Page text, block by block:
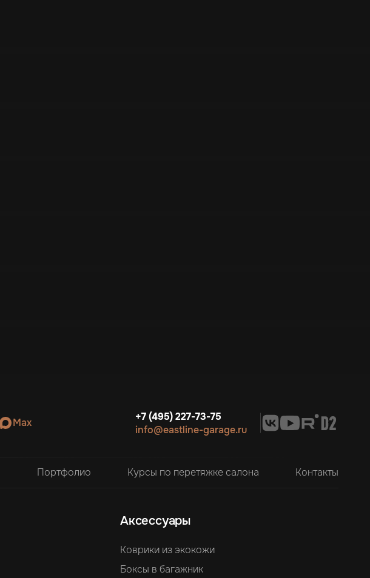
Max
+7 (495) 227-73-75
info@eastline-garage.ru
Портфолио Курсы по перетяжке салона Контакты
Аксессуары
Коврики из экокожи
Боксы в багажник